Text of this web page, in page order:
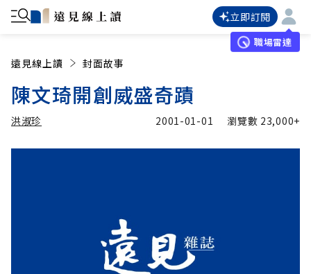
立即訂閱
職場雷達
遠見線上讀 封面故事
陳文琦開創威盛奇蹟
洪淑珍 2001-01-01 瀏覽數 23,000+